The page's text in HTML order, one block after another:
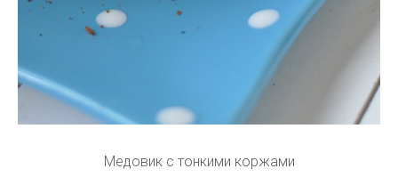
Медовик с тонкими коржами